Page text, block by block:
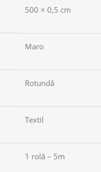
500 × 0,5 cm
Maro
Rotundă
Textil
1 rolă – 5m